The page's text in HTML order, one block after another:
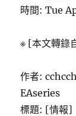
時間: Tue
※ [本文轉錄
作者:
EAseries
標題: [情報]